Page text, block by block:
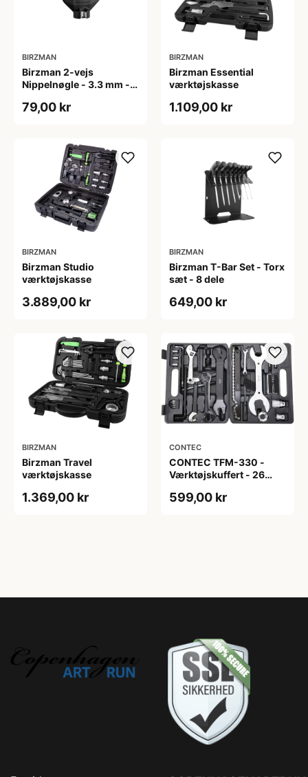
BIRZMAN
Birzman 2-vejs
Nippelnøgle - 3.3 mm -
79,00 kr
BIRZMAN
Birzman Essential
værktøjskasse
1.109,00 kr
BIRZMAN
Birzman Studio
værktøjskasse
3.889,00 kr
BIRZMAN
Birzman T-Bar Set - Torx
sæt - 8 dele
649,00 kr
BIRZMAN
Birzman Travel
værktøjskasse
1.369,00 kr
CONTEC
CONTEC TFM-330 -
Værktøjskuffert - 26
599,00 kr